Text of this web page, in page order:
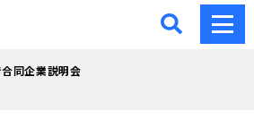
レ -東京・西多摩の
同企業説明会